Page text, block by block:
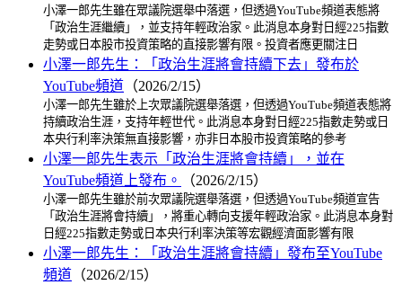
小澤一郎先生雖在眾議院選舉中落選，但透過YouTube頻道表態將
「政治生涯繼續」，並支持年輕政治家。此消息本身對日經225指數
走勢或日本股市投資策略的直接影響有限。投資者應更關注日
小澤一郎先生：「政治生涯將會持續下去」發布於
YouTube頻道 （2026/2/15）
小澤一郎先生雖於上次眾議院選舉落選，但透過YouTube頻道表態將
持續政治生涯，支持年輕世代。此消息本身對日經225指數走勢或日
本央行利率決策無直接影響，亦非日本股市投資策略的參考
小澤一郎先生表示「政治生涯將會持續」，並在
YouTube頻道上發布。
（2026/2/15）
小澤一郎先生雖於前次眾議院選舉落選，但透過YouTube頻道宣告
「政治生涯將會持續」，將重心轉向支援年輕政治家。此消息本身對
日經225指數走勢或日本央行利率決策等宏觀經濟面影響有限
小澤一郎先生：「政治生涯將會持續」發布至YouTube
頻道 （2026/2/15）